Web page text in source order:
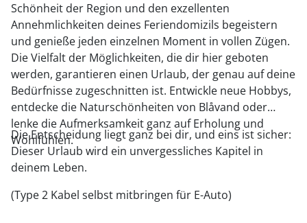
Schönheit der Region und den exzellenten
Annehmlichkeiten deines Feriendomizils begeistern
und genieße jeden einzelnen Moment in vollen Zügen.
Die Vielfalt der Möglichkeiten, die dir hier geboten
werden, garantieren einen Urlaub, der genau auf deine
Bedürfnisse zugeschnitten ist. Entwickle neue Hobbys,
entdecke die Naturschönheiten von Blåvand oder
lenke die Aufmerksamkeit ganz auf Erholung und
Wohlfühlen.
Die Entscheidung liegt ganz bei dir, und eins ist sicher:
Dieser Urlaub wird ein unvergessliches Kapitel in
deinem Leben.
(Type 2 Kabel selbst mitbringen für E-Auto)